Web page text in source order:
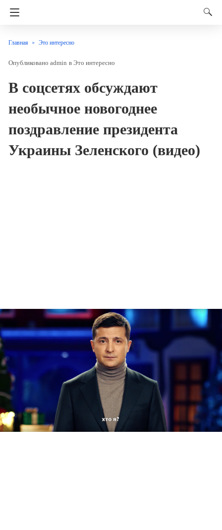
Главная Это интересно
admin в Это интересно
В соцсетях обсуждают
необычное новогоднее
поздравление президента
Украины Зеленского (видео)